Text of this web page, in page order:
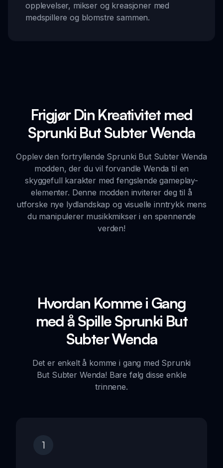
opplevelser, mikser og kreasjoner med
medspillere og blomstre sammen.
Frigjør Din Kreativitet med
Sprunki But Subter Wenda
Opplev den fortryllende Sprunki But Subter Wenda
modden, der du vil forvandle Wenda til en
skyggefull karakter med fengslende gameplay-
elementer. Denne modden inviterer deg til å
utforske nye lydlandskap og visuelle inntrykk mens
du manipulerer musikkmikser i en spennende
verden!
Hvordan Komme i Gang
med å Spille Sprunki But
Subter Wenda
Det er enkelt å komme i gang med Sprunki
But Subter Wenda! Bare følg disse enkle
trinnene.
1